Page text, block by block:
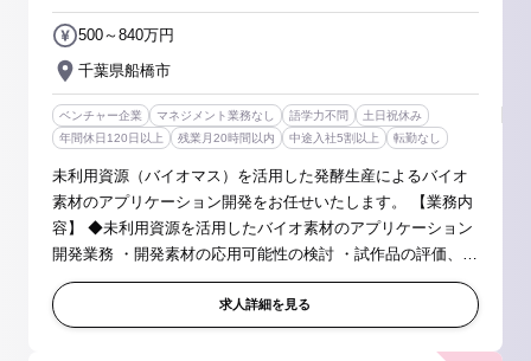
千葉県船橋市
500～840万円
ベンチャー企業 マネジメント業務なし 語学力不問
土日祝休み
年間休日120日以上
残業月20時間以内 中途入社5割以上 転勤なし
未利用資源（バイオマス）を活用した発酵生産によるバイオ
素材のアプリケーション開発をお任せいたします。 【業務内
容】 ◆未利用資源を活用したバイオ素材のアプリケーション
開発業務 ・開発素材の応用可能性の検討 ・試作品の評価、検
証、データ取得 ・顧客向け提案資料の作成、技術営業同行 ・
採用・導入に向...
求人詳細を見る